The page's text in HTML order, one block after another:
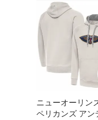
ニューオーリン
ペリカンズ アン